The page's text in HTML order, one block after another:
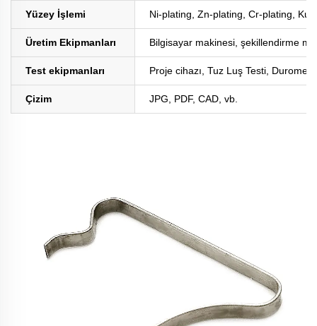
Yüzey İşlemi Ni-plating, Zn-plating, Cr-plating,
Üretim Ekipmanları Bilgisayar makinesi, şekillendirme
Test ekipmanları Proje cihazı, Tuz Luş Testi,
Çizim JPG, PDF, CAD, vb.